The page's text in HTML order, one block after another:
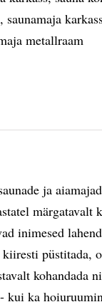
, saunamaja
metallraam
ja
märgatavalt
inimesed
püstitada,
kohandada
kui ka